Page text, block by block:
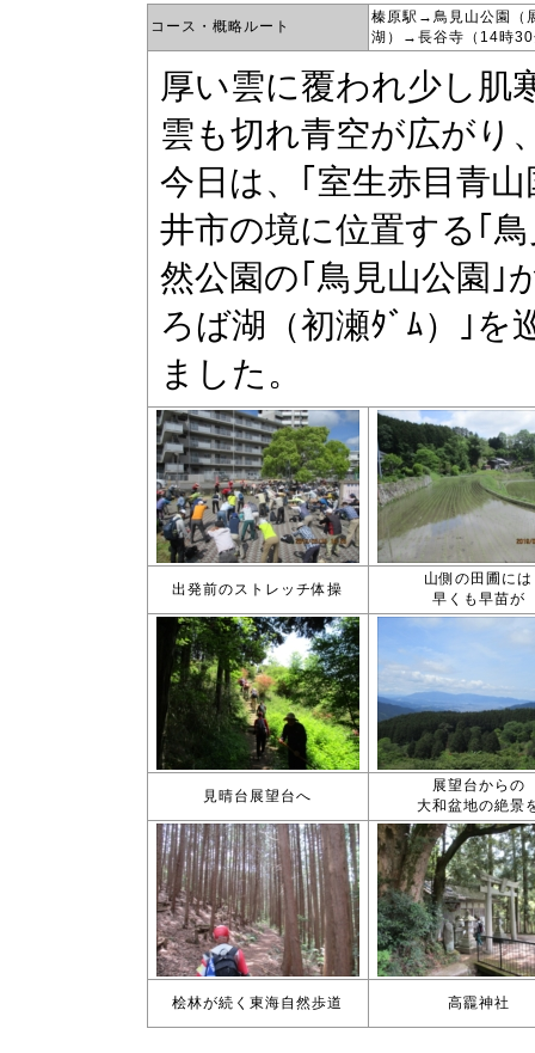
コース・概略ルート
榛原駅→鳥見山公園（
湖）→長谷寺（14時
出発前のストレッチ体操
山側の田圃には
早くも早苗が
見晴台展望台へ
展望台からの
大和盆地の絶景
桧林が続く東海自然歩道 高龗神社